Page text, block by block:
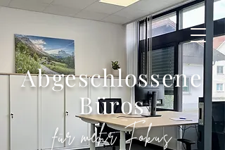
Abgeschlossene
Büros
für mehr Fokus